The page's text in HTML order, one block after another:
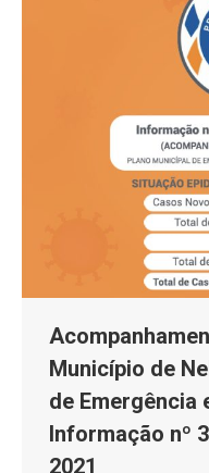
Município de
de Emergência
Informação nº
2021